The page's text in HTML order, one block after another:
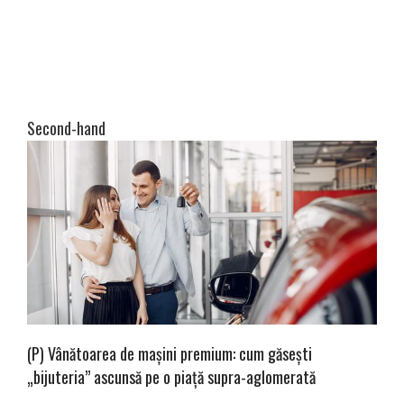
Second-hand
(P) Vânătoarea de mașini premium: cum găsești
„bijuteria” ascunsă pe o piață supra-aglomerată